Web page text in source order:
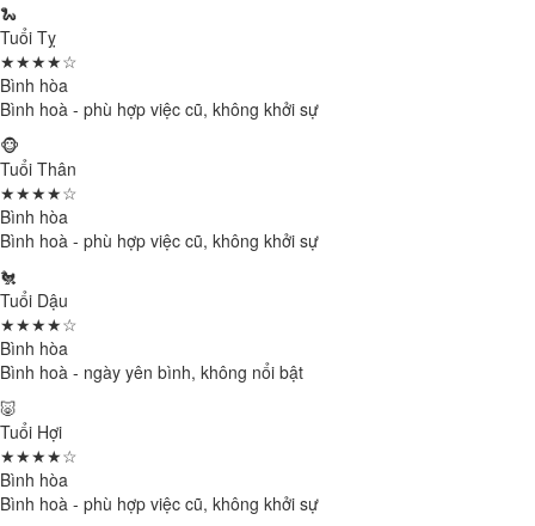
🐍
Tuổi Tỵ
★★★★☆
Bình hòa
Bình hoà - phù hợp việc cũ, không khởi sự
🐵
Tuổi Thân
★★★★☆
Bình hòa
Bình hoà - phù hợp việc cũ, không khởi sự
🐔
Tuổi Dậu
★★★★☆
Bình hòa
Bình hoà - ngày yên bình, không nổi bật
🐷
Tuổi Hợi
★★★★☆
Bình hòa
Bình hoà - phù hợp việc cũ, không khởi sự